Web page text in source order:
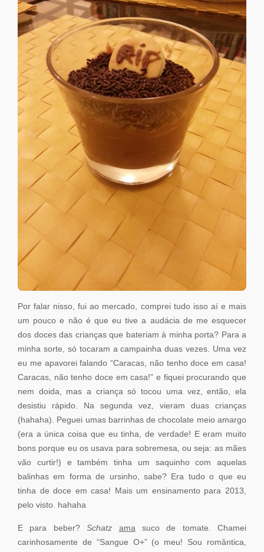
Por falar nisso, fui ao mercado, comprei tudo isso aí e mais
um pouco e não é que eu tive a audácia de me esquecer
dos doces das crianças que bateriam à minha porta? Para a
minha sorte, só tocaram a campainha duas vezes. Uma vez
eu me apavorei falando “Caracas, não tenho doce em casa!
Caracas, não tenho doce em casa!” e fiquei procurando que
nem doida, mas a criança só tocou uma vez, então, ela
desistiu rápido. Na segunda vez, vieram duas crianças
(hahaha). Peguei umas barrinhas de chocolate meio amargo
(era a única coisa que eu tinha, de verdade! E eram muito
bons porque eu os usava para sobremesa, ou seja: as mães
vão curtir!) e também tinha um saquinho com aquelas
balinhas em forma de ursinho, sabe? Era tudo o que eu
tinha de doce em casa! Mais um ensinamento para 2013,
pelo visto. hahaha
E para beber?Schatz amasuco de tomate. Chamei
carinhosamente de “Sangue O+” (o meu! Sou romântica,